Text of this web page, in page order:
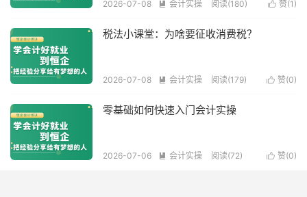
 赞(1 )
2026-07-08  会计实操 阅读(180)
税法小课堂：为啥要征收消费税？
 赞(0)
2026-07-08  会计实操 阅读(179)
零基础如何快速入门会计实操
 赞(0)
2026-07-06  会计实操 阅读(72)